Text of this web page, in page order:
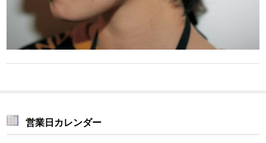
営業日カレンダー